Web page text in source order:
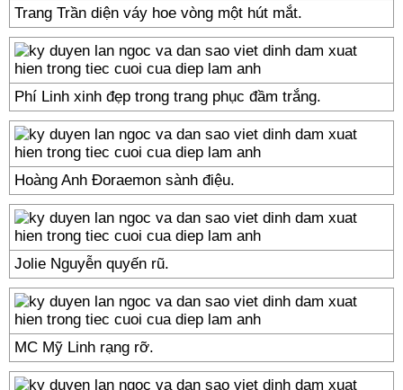
Trang Trần diện váy hoe vòng một hút mắt.
Phí Linh xinh đẹp trong trang phục đầm trắng.
Hoàng Anh Đoraemon sành điệu.
Jolie Nguyễn quyến rũ.
MC Mỹ Linh rạng rỡ.